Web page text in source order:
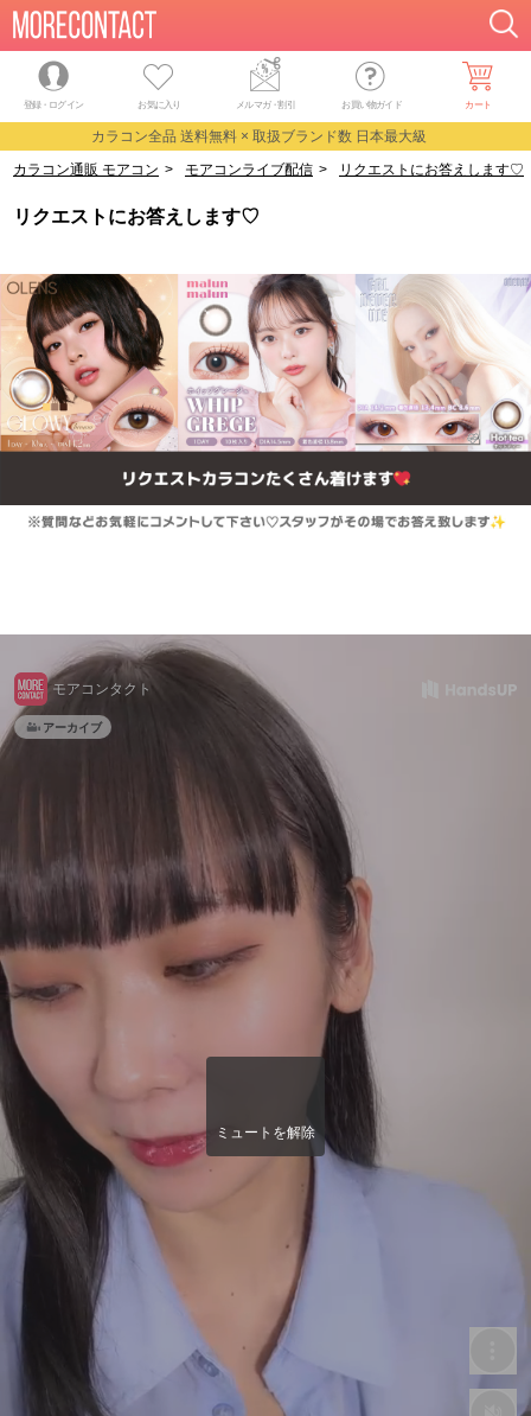
登録・ログイン お気に入り メルマガ・割引 お買い物ガイド カート
カラコン全品 送料無料 × 取扱ブランド数 日本最大級
カラコン通販 モアコン > モアコンライブ配信 > リクエストにお答えします♡
リクエストにお答えします♡